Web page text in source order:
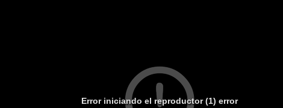
Error iniciando el reproductor (1) error